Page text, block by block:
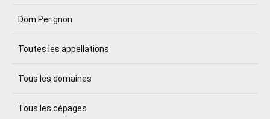
Dom Perignon
Toutes les appellations
Tous les domaines
Tous les cépages